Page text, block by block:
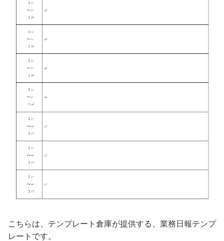
こちらは、テンプレート倉庫が提供する、業務日報テンプ
レートです。